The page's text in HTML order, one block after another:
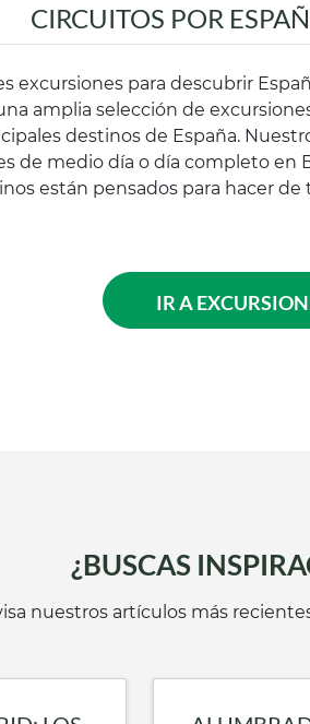
CIRCUITOS POR
excursiones para descubrir
amplia selección de
destinos de España.
de medio día o día completo en
están pensados para hacer de
IR A
¿BUSCAS
nuestros artículos más